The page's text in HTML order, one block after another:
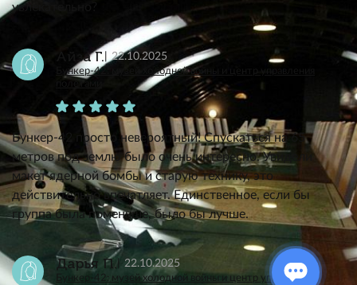
увлекательно?
Айза Г. 22.10.2025
Бункер-42: музей холодной войны и центр управления
полётами
Бункер-42 просто невероятный! Спускаться на 65
метров под землю было очень интересно. Увидели
макет ядерной бомбы и старую технику, это
действительно впечатляет. Единственное, если бы
группа была поменьше, было бы лучше.
Дарья П. 22.10.2025
Бункер-42: музей холодной войны и центр управления